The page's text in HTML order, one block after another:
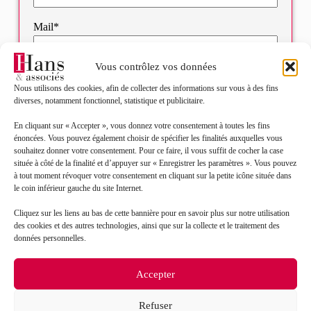
Vous contrôlez vos données
Nous utilisons des cookies, afin de collecter des informations sur vous à des fins
diverses, notamment fonctionnel, statistique et publicitaire.
En cliquant sur « Accepter », vous donnez votre consentement à toutes les fins
énoncées. Vous pouvez également choisir de spécifier les finalités auxquelles vous
souhaitez donner votre consentement. Pour ce faire, il vous suffit de cocher la case
située à côté de la finalité et d’appuyer sur « Enregistrer les paramètres ». Vous pouvez
à tout moment révoquer votre consentement en cliquant sur la petite icône située dans
le coin inférieur gauche du site Internet.
Cliquez sur les liens au bas de cette bannière pour en savoir plus sur notre utilisation
des cookies et des autres technologies, ainsi que sur la collecte et le traitement des
données personnelles.
Accepter
Refuser
Mail*
Objet de votre demande*
Message*